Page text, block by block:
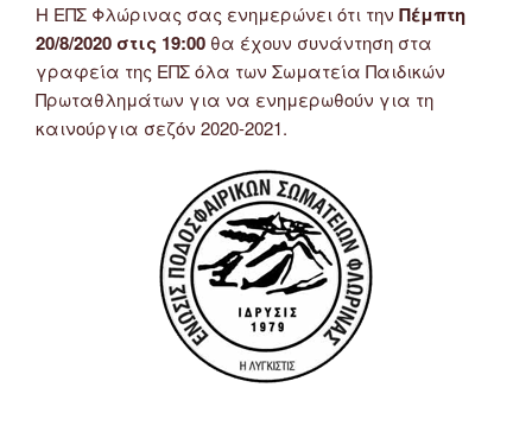
Η ΕΠΣ Φλώρινας σας ενημερώνει ότι την Πέμπτη
20/8/2020 στις 19:00 θα έχουν συνάντηση στα
γραφεία της ΕΠΣ όλα των Σωματεία Παιδικών
Πρωταθλημάτων για να ενημερωθούν για τη
καινούργια σεζόν 2020-2021.